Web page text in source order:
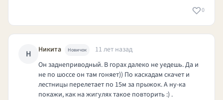
0
Н Никита Новичок
11 лет назад
Он заднеприводный. В горах далеко не уедешь. Да и
не по шоссе он там гоняет)) По каскадам скачет и
лестницы перелетает по 15м за прыжок. А ну-ка
покажи, как на жигулях такое повторить :) .